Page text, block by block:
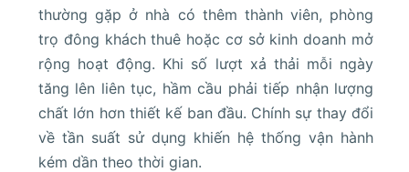
thường gặp ở nhà có thêm thành viên, phòng
trọ đông khách thuê hoặc cơ sở kinh doanh mở
rộng hoạt động. Khi số lượt xả thải mỗi ngày
tăng lên liên tục, hầm cầu phải tiếp nhận lượng
chất lớn hơn thiết kế ban đầu. Chính sự thay đổi
về tần suất sử dụng khiến hệ thống vận hành
kém dần theo thời gian.